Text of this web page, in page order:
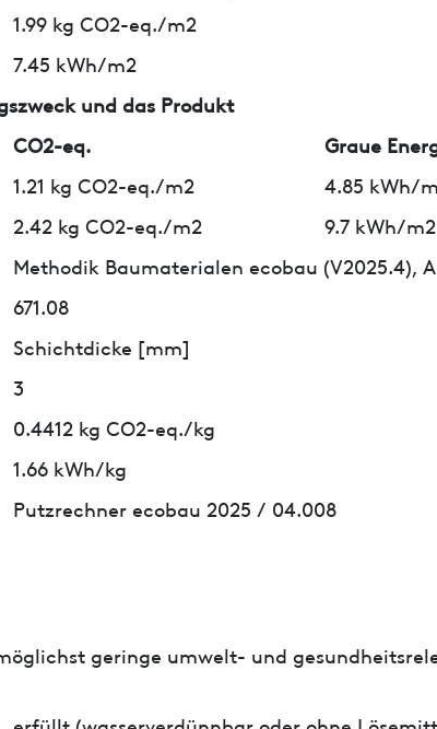
1.99 kg CO2-eq./m2
7.45 kWh/m2
und das Produkt
CO2-eq.
Graue
1.21 kg CO2-eq./m2
4.85 kWh/
2.42 kg CO2-eq./m2
9.7 kWh/m2
Methodik Baumaterialen ecobau (V2025.4),
671.08
Schichtdicke [mm]
3
0.4412 kg CO2-eq./kg
1.66 kWh/kg
Putzrechner ecobau 2025 / 04.008
geringe umwelt- und